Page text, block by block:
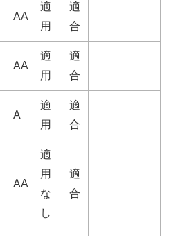
AA
適
用
適
合
AA
適
用
適
合
A
適
用
適
合
AA
適
用
な
し
適
合